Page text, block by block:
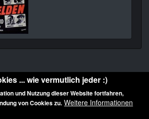
geschützt: © 2010-2026 der Film Noir de. Alle
... wie vermutlich jeder :)
und Nutzung dieser Website fortfahren,
von Cookies zu. Weitere Informationen